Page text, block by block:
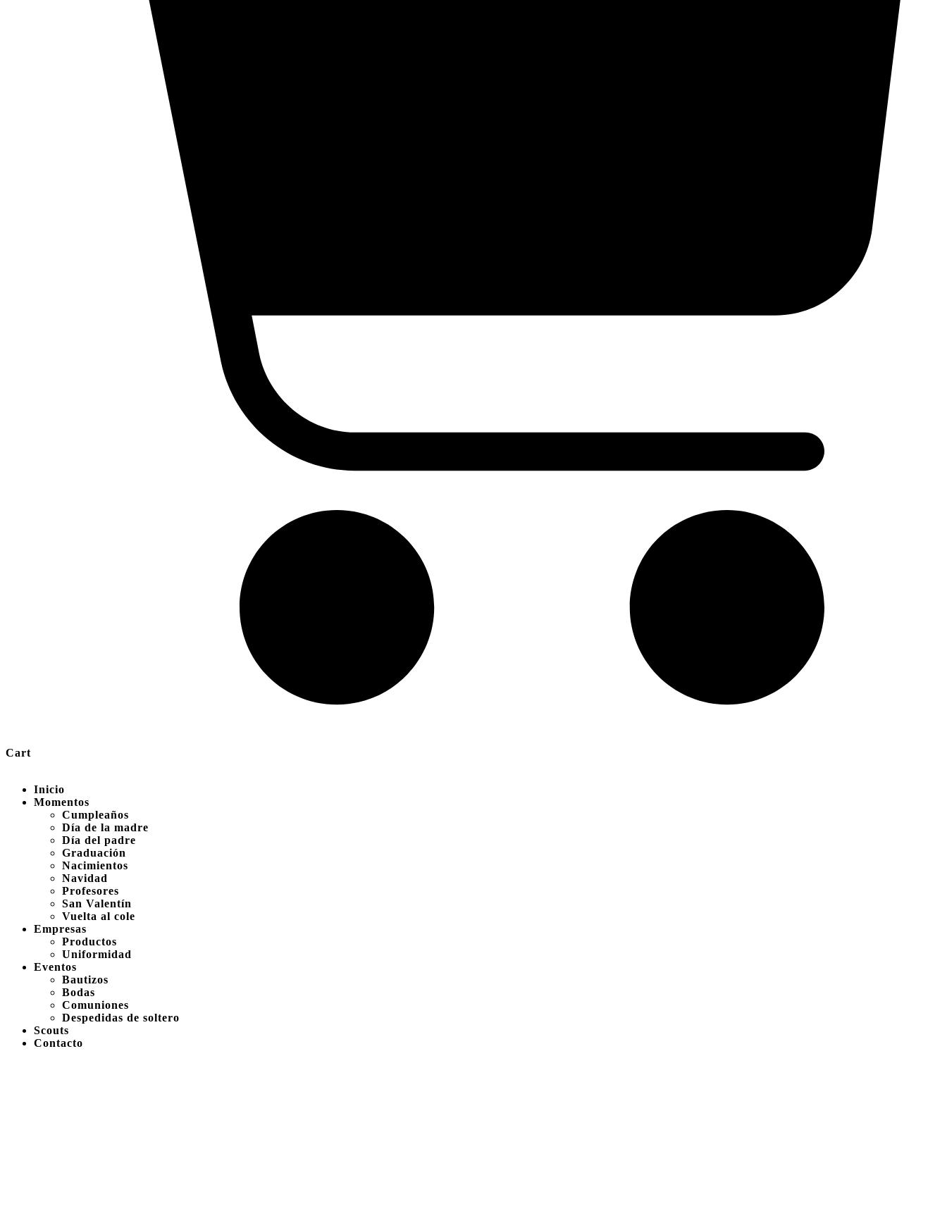
Cart
Inicio
Momentos
Cumpleaños
Día de la madre
Día del padre
Graduación
Nacimientos
Navidad
Profesores
San Valentín
Vuelta al cole
Empresas
Productos
Uniformidad
Eventos
Bautizos
Bodas
Comuniones
Despedidas de soltero
Scouts
Contacto